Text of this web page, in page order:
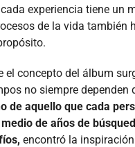
experiencia tiene un
de la vida también
el concepto del álbum
no siempre dependen
de aquello que cada
de años de
encontró la